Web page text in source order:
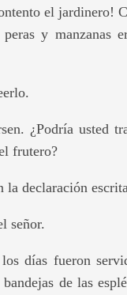
el jardinero!
y manzanas
¿Podría usted
frutero?
declaración
señor.
días fueron
de las